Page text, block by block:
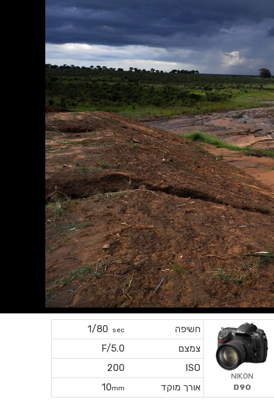
חשיפה sec
1/80
צמצם
F/5.0
ISO
200
אורך מוקד
10mm
NIKON
D90